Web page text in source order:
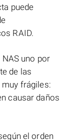
puede
RAID.
uno por
de las
frágiles:
causar daños
el orden